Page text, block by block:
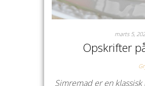
marts 5,
Opskrifter
Simremad er en